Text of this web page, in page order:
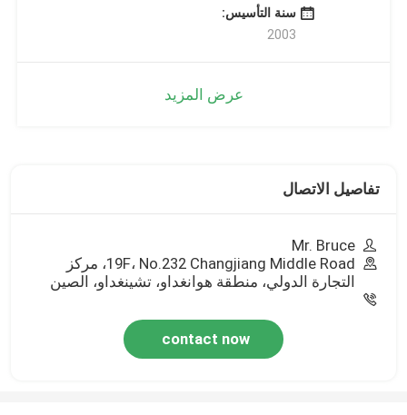
سنة التأسيس:
2003
عرض المزيد
تفاصيل الاتصال
Mr. Bruce
19F، No.232 Changjiang Middle Road، مركز
التجارة الدولي، منطقة هوانغداو، تشينغداو، الصين
contact now